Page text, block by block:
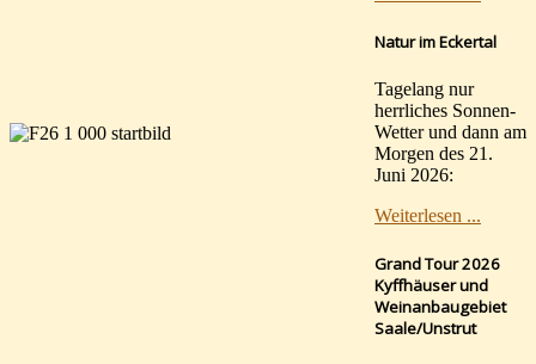
Natur im Eckertal
Tagelang nur
herrliches Sonnen-
Wetter und dann am
Morgen des 21.
Juni 2026:
Weiterlesen ...
Grand Tour 2026
Kyffhäuser und
Weinanbaugebiet
Saale/Unstrut